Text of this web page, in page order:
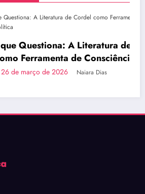
A Literatura de
de Consciência
de 2026 Naiara Dias